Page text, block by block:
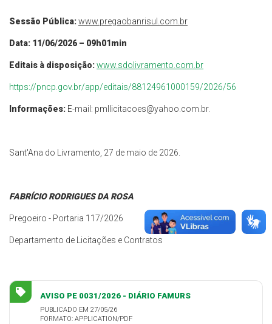
Sessão Pública:www.pregaobanrisul.com.br
Data: 11/06/2026 – 09h01min
Editais à disposição:www.sdolivramento.com.br
https://pncp.gov.br/app/editais/88124961000159/2026/56
Informações: E-mail: pmllicitacoes@yahoo.com.br.
Sant'Ana do Livramento, 27 de maio de 2026.
FABRÍCIO RODRIGUES DA ROSA
Pregoeiro - Portaria 117/2026
Departamento de Licitações e Contratos
AVISO PE 0031/2026 - DIÁRIO FAMURS
PUBLICADO EM 27/05/26
FORMATO: APPLICATION/PDF